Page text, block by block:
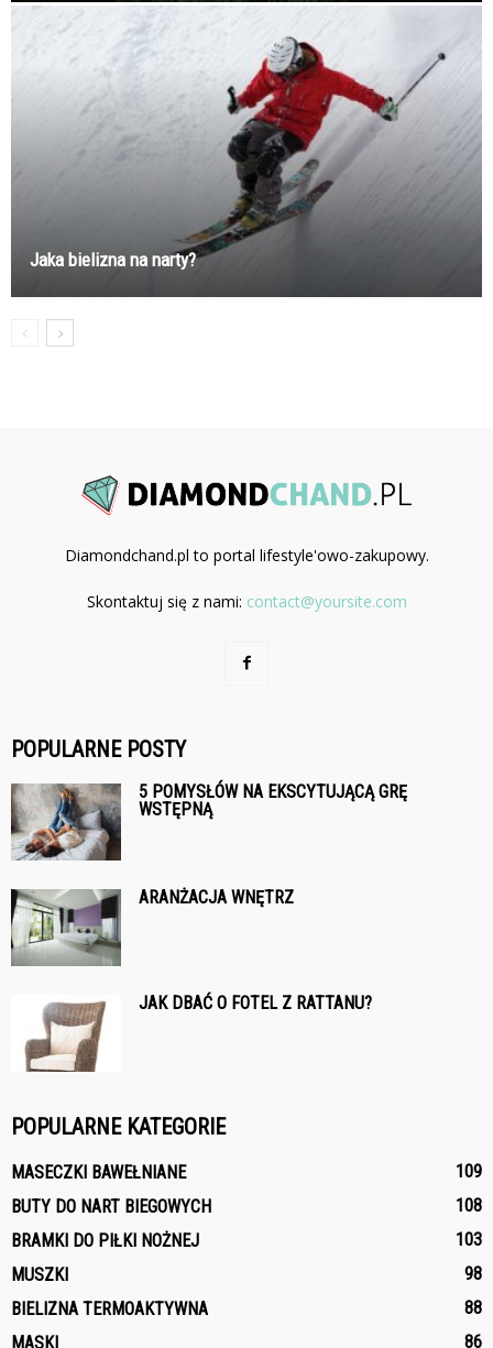
Jaka bielizna na narty?
Diamondchand.pl to portal lifestyle'owo-zakupowy.
Skontaktuj się z nami: contact@yoursite.com
POPULARNE POSTY
5 POMYSŁÓW NA EKSCYTUJĄCĄ GRĘ
WSTĘPNĄ
ARANŻACJA WNĘTRZ
JAK DBAĆ O FOTEL Z RATTANU?
POPULARNE KATEGORIE
MASECZKI BAWEŁNIANE
109
BUTY DO NART BIEGOWYCH
108
BRAMKI DO PIŁKI NOŻNEJ
103
MUSZKI
98
BIELIZNA TERMOAKTYWNA
88
MASKI
86